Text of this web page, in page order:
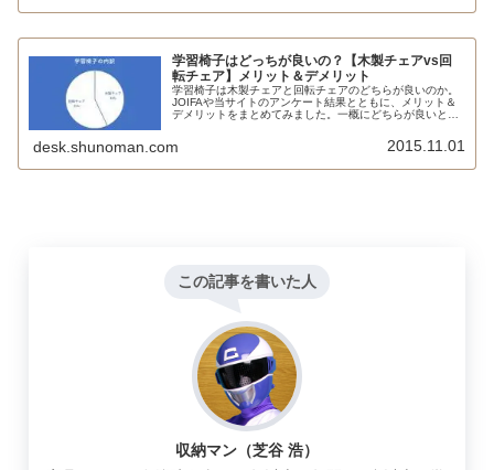
学習椅子はどっちが良いの？【木製チェアvs回
転チェア】メリット＆デメリット
学習椅子は木製チェアと回転チェアのどちらが良いのか。
JOIFAや当サイトのアンケート結果とともに、メリット＆
デメリットをまとめてみました。一概にどちらが良いとい
desk.shunoman.com 2015.11.01
この記事を書いた人
収納マン（芝谷 浩）